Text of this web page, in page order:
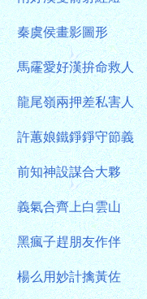
秦虞侯畫影圖形
馬霳愛好漢拚命救人
龍尾嶺兩押差私害人
許蕙娘鐵錚錚守節義
前知神設謀合大夥
義氣合齊上白雲山
黑瘋子趕朋友作伴
楊么用妙計擒黃佐